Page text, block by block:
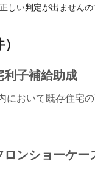
正しい判定が出ませんの
利子補給助成
において既存住宅
ンショーケー